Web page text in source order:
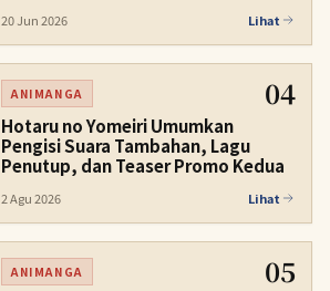
20 Jun 2026 Lihat
ANIMANGA 04
Hotaru no Yomeiri Umumkan
Pengisi Suara Tambahan, Lagu
Penutup, dan Teaser Promo Kedua
2 Agu 2026 Lihat
ANIMANGA 05